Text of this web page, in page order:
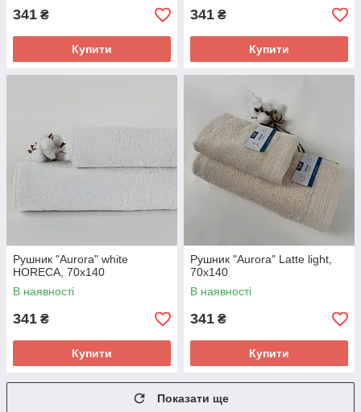
341 ₴
Купити
341 ₴
Купити
Рушник "Aurora" white
HORECA, 70x140
В наявності
341 ₴
Купити
Рушник "Aurora" Latte light,
70x140
В наявності
341 ₴
Купити
Показати ще